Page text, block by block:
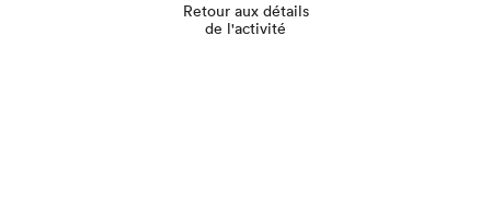
Retour aux détails
de l'activité